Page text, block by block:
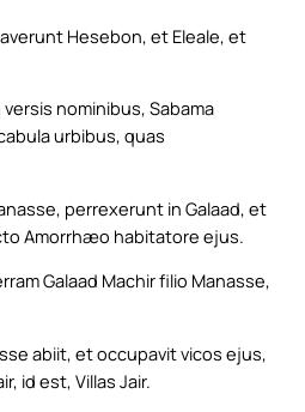
Hesebon, et Eleale, et
nominibus, Sabama
urbibus, quas
perrexerunt in Galaad, et
Amorrhæo habitatore ejus.
Galaad Machir filio Manasse,
abiit, et occupavit vicos ejus,
id est, Villas Jair.